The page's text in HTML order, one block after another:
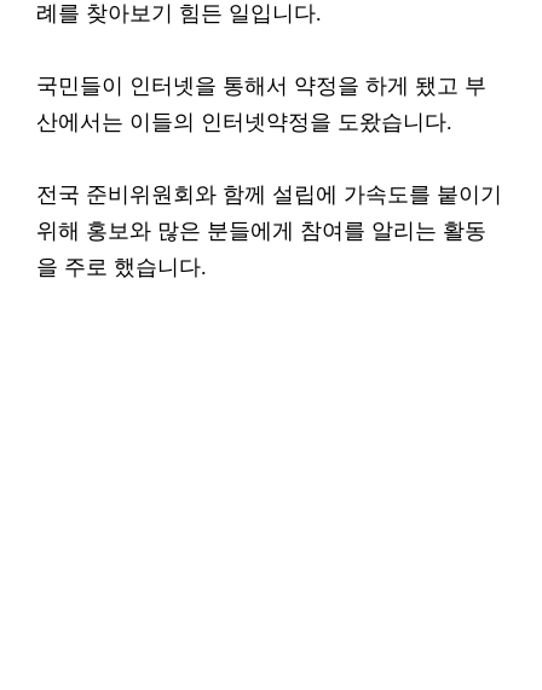
례를 찾아보기 힘든 일입니다.
국민들이 인터넷을 통해서 약정을 하게 됐고 부
산에서는 이들의 인터넷약정을 도왔습니다.
전국 준비위원회와 함께 설립에 가속도를 붙이기
위해 홍보와 많은 분들에게 참여를 알리는 활동
을 주로 했습니다.